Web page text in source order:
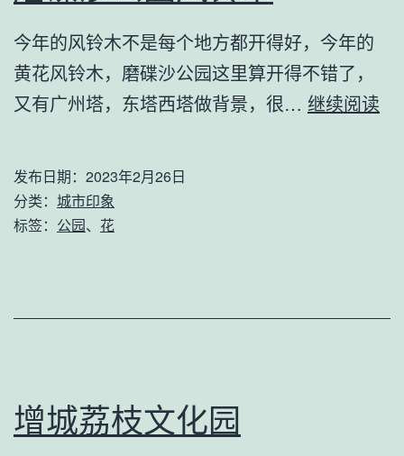
今年的风铃木不是每个地方都开得好，今年的
黄花风铃木，磨碟沙公园这里算开得不错了，
又有广州塔，东塔西塔做背景，很… 继续阅读
木
发布日期： 2023年2月26日
分类： 城市印象
标签： 公园、 花
增城荔枝文化园